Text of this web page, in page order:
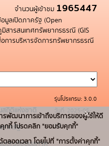
จำนวนผู้เข้าชม 1965447
มูลเปิดภาครัฐ (Open
สารสนเทศทรัพยากรธรณี (GIS
อการบริหารจัดการทรัพยากรธรณี
สถิติแห่งชาติ
าครัฐ
มบัญชีข้อมูลภาค
รุ่นโปรแกรม: 3.0.0
วันที่: 2025-05-
19
รพัฒนาการเข้าถึงบริการของผู้ใช้ให้ดี
กกี้ โปรดคลิก "ยอมรับคุกกี้"
อดเวลา โดยไปที่ "การตั้งค่าคุกกี้"
x